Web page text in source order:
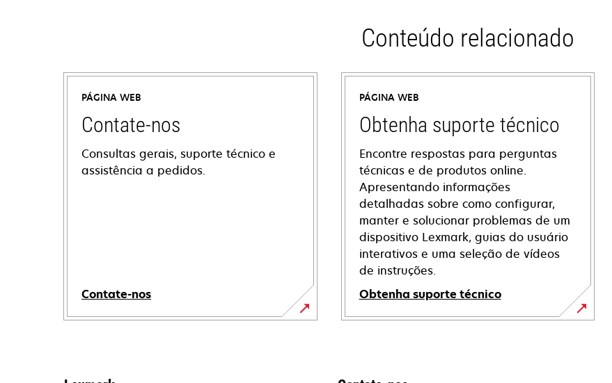
Conteúdo relacionado
PÁGINA WEB
Contate-nos
Consultas gerais, suporte técnico e
assistência a pedidos.
Contate-nos
PÁGINA WEB
Obtenha suporte técnico
Encontre respostas para perguntas
técnicas e de produtos online.
Apresentando informações
detalhadas sobre como configurar,
manter e solucionar problemas de um
dispositivo Lexmark, guias do usuário
interativos e uma seleção de vídeos
de instruções.
Obtenha suporte técnico
opens